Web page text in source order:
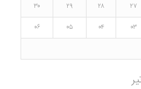
۲۷ ۲۸ ۲۹
۳۰
۰۳ ۰۴ ۰۵
۰۶